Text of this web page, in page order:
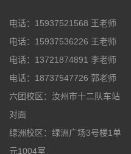
电话：15937521568 王老师
电话：15937536226 王老师
电话：13721874891 李老师
电话：18737547726 郭老师
六团校区：汝州市十二队车站
对面
绿洲校区：绿洲广场3号楼1单
元1004室